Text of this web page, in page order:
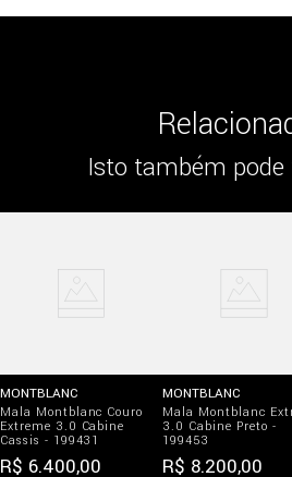
Isto também
MONTBLANC
Mala Montblanc Couro
Extreme 3.0 Cabine
Cassis - 199431
R$ 6.400,00
MONTBLANC
Mala Montblanc
3.0 Cabine Preto -
199453
R$ 8.200,00